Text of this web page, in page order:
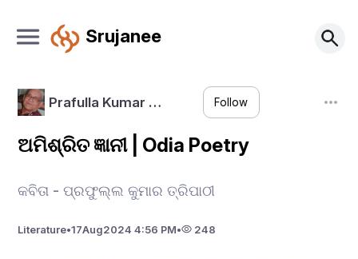
Srujanee
Prafulla Kumar … Follow
ଅମିଶ୍ରିତ ଜ୍ଞାନୀ | Odia Poetry
କବିତା - ପ୍ରଫୁଲ୍ଲ କୁମାର ତ୍ରିପାଠୀ
Literature•17Aug2024 4:56 PM• 248